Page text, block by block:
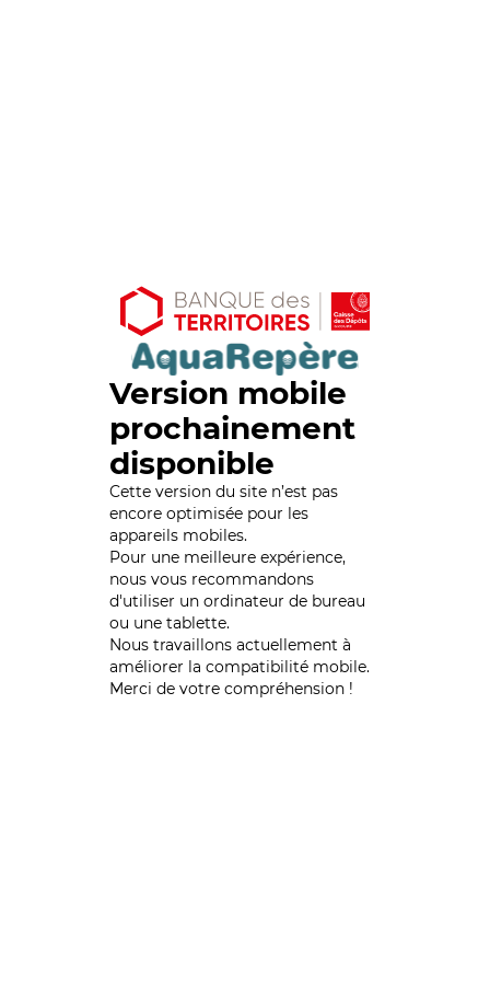
Version mobile
prochainement
disponible
Cette version du site n’est pas
encore optimisée pour les
appareils mobiles.
Pour une meilleure expérience,
nous vous recommandons
d'utiliser un ordinateur de bureau
ou une tablette.
Nous travaillons actuellement à
améliorer la compatibilité mobile.
Merci de votre compréhension !